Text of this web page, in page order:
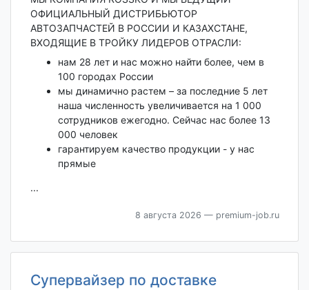
ОФИЦИАЛЬНЫЙ ДИСТРИБЬЮТОР
АВТОЗАПЧАСТЕЙ В РОССИИ И КАЗАХСТАНЕ,
ВХОДЯЩИЕ В ТРОЙКУ ЛИДЕРОВ ОТРАСЛИ:
нам 28 лет и нас можно найти более, чем в
100 городах России
мы динамично растем – за последние 5 лет
наша численность увеличивается на 1 000
сотрудников ежегодно. Сейчас нас более 13
000 человек
гарантируем качество продукции - у нас
прямые
...
8 августа 2026 — premium-job.ru
Супервайзер по доставке